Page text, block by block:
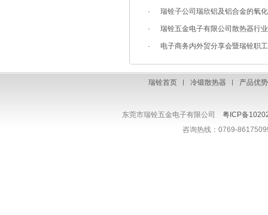
· 瑞铨子公司瑞欣铝及铝合金的氧
· 瑞铨五金电子有限公司散热器行
· 电子商务内外贸分享会暨瑞铨职
瑞铨首页 ︱ 冷锻散热器 ︱ 产品优势
东莞市瑞铨五金电子有限公司 粤ICP备
咨询热线：0769-